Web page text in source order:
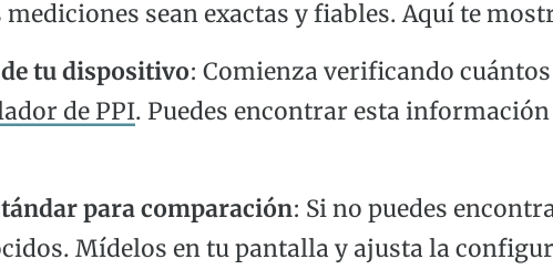
sean exactas y fiables. Aquí te
tu dispositivo: Comienza verificando
de PPI. Puedes encontrar esta
para comparación: Si no puedes
Mídelos en tu pantalla y ajusta la